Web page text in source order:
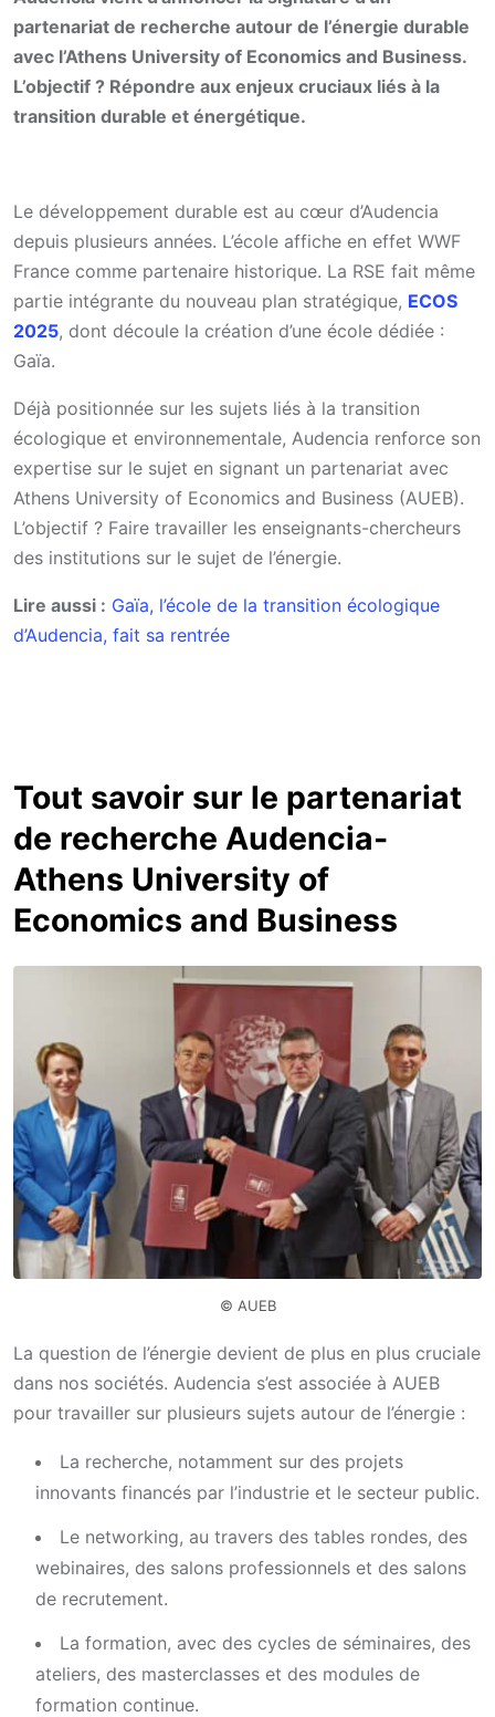
partenariat de recherche autour de l’énergie durable
avec l’Athens University of Economics and Business.
L’objectif ? Répondre aux enjeux cruciaux liés à la
transition durable et énergétique.
Le développement durable est au cœur d’Audencia
depuis plusieurs années. L’école affiche en effet WWF
France comme partenaire historique. La RSE fait même
partie intégrante du nouveau plan stratégique, ECOS
2025, dont découle la création d’une école dédiée :
Gaïa.
Déjà positionnée sur les sujets liés à la transition
écologique et environnementale, Audencia renforce son
expertise sur le sujet en signant un partenariat avec
Athens University of Economics and Business (AUEB).
L’objectif ? Faire travailler les enseignants-chercheurs
des institutions sur le sujet de l’énergie.
Lire aussi : Gaïa, l’école de la transition écologique
d’Audencia, fait sa rentrée
Tout savoir sur le partenariat
de recherche Audencia-
Athens University of
Economics and Business
© AUEB
La question de l’énergie devient de plus en plus cruciale
dans nos sociétés. Audencia s’est associée à AUEB
pour travailler sur plusieurs sujets autour de l’énergie :
La recherche, notamment sur des projets
innovants financés par l’industrie et le secteur public.
Le networking, au travers des tables rondes, des
webinaires, des salons professionnels et des salons
de recrutement.
La formation, avec des cycles de séminaires, des
ateliers, des masterclasses et des modules de
formation continue.